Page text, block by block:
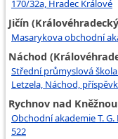
170/32a, Hradec Králové
Jičín
Masarykova obchodní
Náchod
Střední průmyslová
Letzela, Náchod,
Rychnov nad
Obchodní akademie T.
522